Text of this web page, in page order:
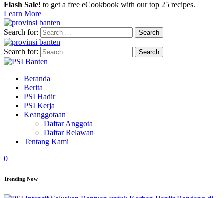
Flash Sale! to get a free eCookbook with our top 25 recipes.
Learn More
Search for:
Search for:
Beranda
Berita
PSI Hadir
PSI Kerja
Keanggotaan
Daftar Anggota
Daftar Relawan
Tentang Kami
0
Trending Now